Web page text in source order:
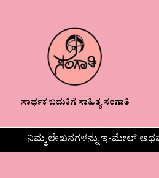
ಸಾರ್ಥಕ ಬದುಕಿಗೆ ಸಾಹಿತ್ಯ ಸಂಗಾತಿ
ನಿಮ್ಮ ಲೇಖನಗಳನ್ನು ಇ-ಮೇಲ್